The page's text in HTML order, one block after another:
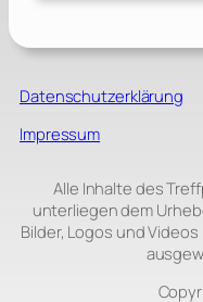
Datenschutzerklärung
Impressum
Alle Inhalte des
unterliegen dem
Bilder, Logos und